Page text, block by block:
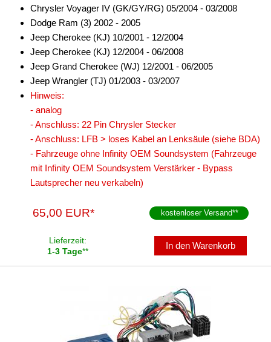
China HU
Clarion
Digital Dynamics
ESX
Kenwood
Multilead
Xzent
Chrysler Voyager IV (GK/GY/RG) 05/2004 - 03/2008
Dodge Ram (3) 2002 - 2005
Jeep Cherokee (KJ) 10/2001 - 12/2004
Jeep Cherokee (KJ) 12/2004 - 06/2008
Jeep Grand Cherokee (WJ) 12/2001 - 06/2005
Jeep Wrangler (TJ) 01/2003 - 03/2007
Hinweis:
- analog
- Anschluss: 22 Pin Chrysler Stecker
- Anschluss: LFB > loses Kabel an Lenksäule (siehe BDA)
- Fahrzeuge ohne Infinity OEM Soundsystem (Fahrzeuge
mit Infinity OEM Soundsystem Verstärker - Bypass
Lautsprecher neu verkabeln)
65,00 EUR* kostenloser Versand**
Lieferzeit:
1-3 Tage**
In den Warenkorb